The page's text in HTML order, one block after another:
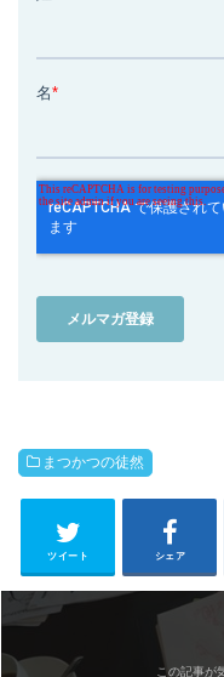
まつかつの徒然
ツイート シェア